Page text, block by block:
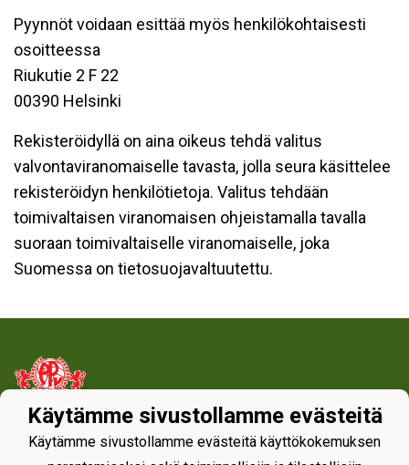
Pyynnöt voidaan esittää myös henkilökohtaisesti
osoitteessa
Riukutie 2 F 22
00390 Helsinki
Rekisteröidyllä on aina oikeus tehdä valitus
valvontaviranomaiselle tavasta, jolla seura käsittelee
rekisteröidyn henkilötietoja. Valitus tehdään
toimivaltaisen viranomaisen ohjeistamalla tavalla
suoraan toimivaltaiselle viranomaiselle, joka
Suomessa on tietosuojavaltuutettu.
Tietosuojaseloste
Käytämme sivustollamme evästeitä
Käytämme sivustollamme evästeitä käyttökokemuksen